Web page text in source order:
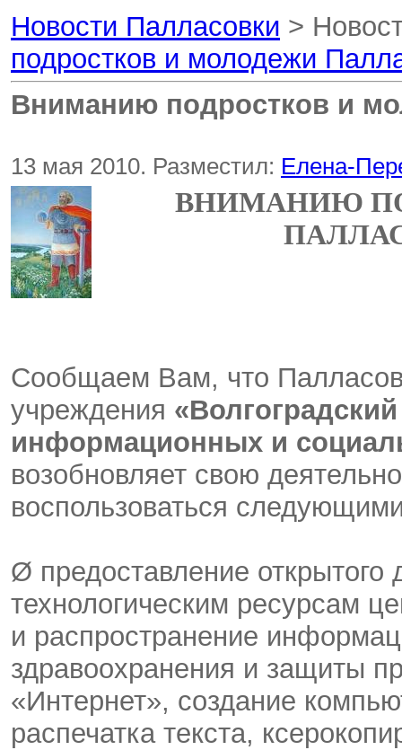
Новости Палласовки >
подростков и молодежи
Вниманию подростков и
13 мая 2010. Разместил: Елена-
ВНИМАНИЮ
Сообщаем Вам, что
учреждения
информационных и
возобновляет свою
воспользоваться
Ø предоставление
технологическим ресурсам
и распространение
здравоохранения и защиты
«Интернет», создание
распечатка текста,